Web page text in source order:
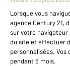
Mentions